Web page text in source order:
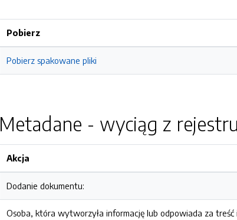
Pobierz
Pobierz spakowane pliki
Metadane - wyciąg z
Akcja
Dodanie dokumentu:
Osoba, która wytworzyła informację lub odpowiada za treść